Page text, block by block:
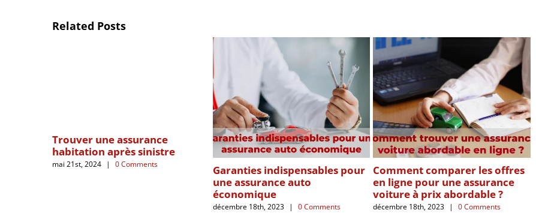
Related Posts
Trouver une assurance
habitation après sinistre
mai 21st, 2024 | 0 Comments
Garanties indispensables pour
une assurance auto
économique
décembre 18th, 2023 | 0 Comments
Comment comparer les offres
en ligne pour une assurance
voiture à prix abordable ?
décembre 18th, 2023 | 0 Comments